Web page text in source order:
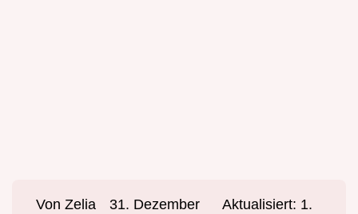
VonZelia
31. Dezember
Aktualisiert: 1.